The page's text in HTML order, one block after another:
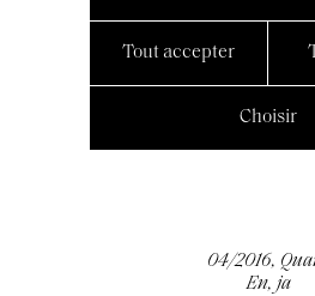
04/2016,
En, ja
Tout accepter
Choisir